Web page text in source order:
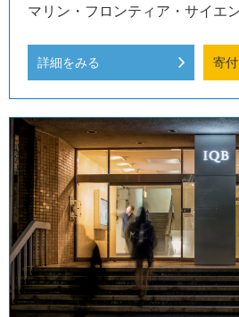
マリン・フロンティア・サイエ
詳細をみる 寄